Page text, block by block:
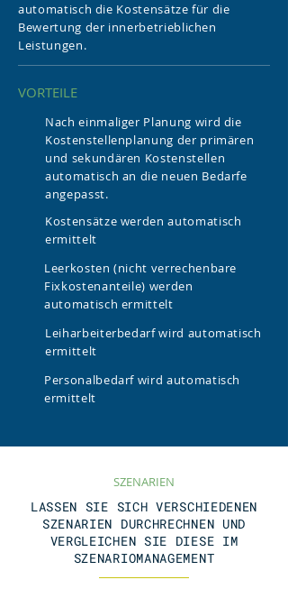
automatisch die Kostensätze für die
Bewertung der innerbetrieblichen
Leistungen.
VORTEILE
Nach einmaliger Planung wird die
Kostenstellenplanung der primären
und sekundären Kostenstellen
automatisch an die neuen Bedarfe
angepasst.
Kostensätze werden automatisch
ermittelt
Leerkosten (nicht verrechenbare
Fixkostenanteile) werden
automatisch ermittelt
Leiharbeiterbedarf wird automatisch
ermittelt
Personalbedarf wird automatisch
ermittelt
SZENARIEN
LASSEN SIE SICH VERSCHIEDENEN
SZENARIEN DURCHRECHNEN UND
VERGLEICHEN SIE DIESE IM
SZENARIOMANAGEMENT